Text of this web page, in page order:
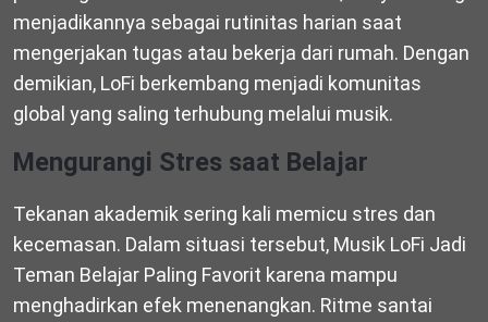
menjadikannya sebagai rutinitas harian saat
mengerjakan tugas atau bekerja dari rumah. Dengan
demikian, LoFi berkembang menjadi komunitas
global yang saling terhubung melalui musik.
Mengurangi Stres saat Belajar
Tekanan akademik sering kali memicu stres dan
kecemasan. Dalam situasi tersebut, Musik LoFi Jadi
Teman Belajar Paling Favorit karena mampu
menghadirkan efek menenangkan. Ritme santai